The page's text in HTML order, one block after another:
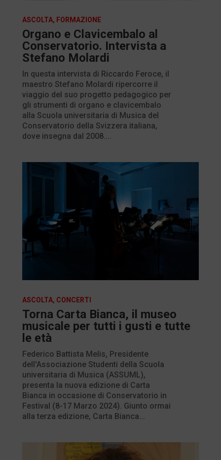
Organo e Clavicembalo al
Conservatorio. Intervista a
Stefano Molardi
ASCOLTA, FORMAZIONE
In questa intervista di Riccardo Feroce, il
maestro Stefano Molardi ripercorre il
viaggio del suo progetto pedagogico per
gli strumenti di organo e clavicembalo
alla Scuola universitaria di Musica del
Conservatorio della Svizzera italiana,
dove insegna dal 2008....
Torna Carta Bianca, il museo
musicale per tutti i gusti e tutte
le età
ASCOLTA, CONCERTI
Federico Battista Melis, Presidente
dell'Associazione Studenti della Scuola
universitaria di Musica (ASSUML),
presenta la nuova edizione di Carta
Bianca in occasione di Conservatorio in
Festival (8-17 Marzo 2024). Giunto ormai
alla terza edizione, Carta Bianca...